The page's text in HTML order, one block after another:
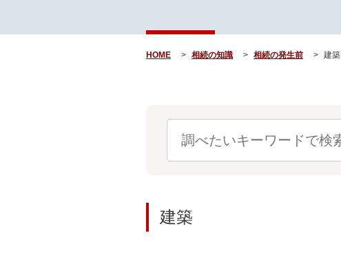
HOME 相続の知識 相続の発生前 建築
建築